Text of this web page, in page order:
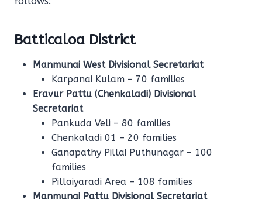
Batticaloa District
Manmunai West Divisional Secretariat
Karpanai Kulam – 70 families
Eravur Pattu (Chenkaladi) Divisional
Secretariat
Pankuda Veli – 80 families
Chenkaladi 01 – 20 families
Ganapathy Pillai Puthunagar – 100
families
Pillaiyaradi Area – 108 families
Manmunai Pattu Divisional Secretariat